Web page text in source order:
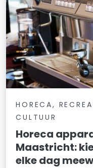
HORECA,
CULTUUR
Horeca
Maastricht:
elke dag